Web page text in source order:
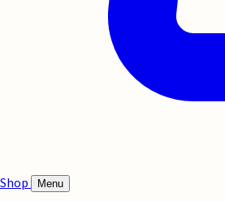
Shop Menu